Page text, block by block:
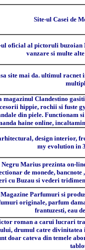
Site-ul Casei de
ul oficial al pictoruli buzoian
vanzare si multe
site mai da. ultimul racnet
magazinul Clandestino
hippie, rochii si fuste
din piele. Functionam
haine online,
design interior,
my evolution in
Negru Marius prezinta on-
de monede, bancnote
cu Buzau si vederi
Magazine Parfumuri si
originale, parfum
frantuzesti, eau
roman a carui lucrari
drumul catre
doar cateva din temele